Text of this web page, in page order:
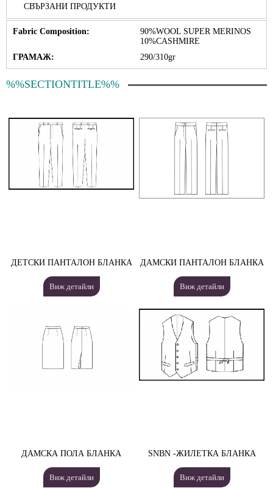
СВЪРЗАНИ ПРОДУКТИ
Fabric Composition:
90%WOOL SUPER MERINOS
10%CASHMIRE
ГРАМАЖ:
290/310gr
%%SECTIONTITLE%%
ДЕТСКИ ПАНТАЛОН БЛАНКА
Виж детайли
ДАМСКИ ПАНТАЛОН БЛАНКА
Виж детайли
ДАМСКА ПОЛА БЛАНКА
Виж детайли
SNBN -ЖИЛЕТКА БЛАНКА
Виж детайли